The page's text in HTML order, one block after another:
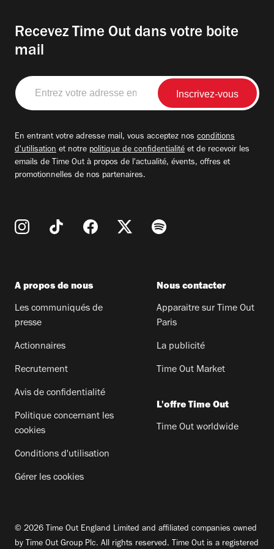
Recevez Time Out dans votre boite
mail
Entrez
votre
adresse
En entrant votre adresse mail, vous acceptez nos conditions
d'utilisation et notre politique de confidentialité et de recevoir les
emails de Time Out à propos de l'actualité, évents, offres et
promotionnelles de nos partenaires.
A propos de nous
Les communiqués de
presse
Actionnaires
Recrutement
Avis de confidentialité
Politique concernant les
cookies
Conditions d'utilisation
Gérer les cookies
Nous contacter
Apparaitre sur Time Out
Paris
La publicité
Time Out Market
L'offre Time Out
Time Out worldwide
© 2026 Time Out England Limited and affiliated companies owned
by Time Out Group Plc. All rights reserved. Time Out is a registered